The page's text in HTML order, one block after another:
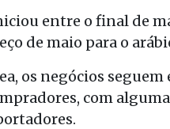
entre o final de
de maio para o
os negócios
com